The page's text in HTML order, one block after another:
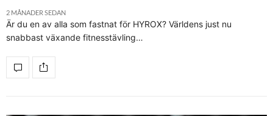
2 MÅNADER SEDAN
Är du en av alla som fastnat för HYROX? Världens just nu
snabbast växande fitnesstävling…